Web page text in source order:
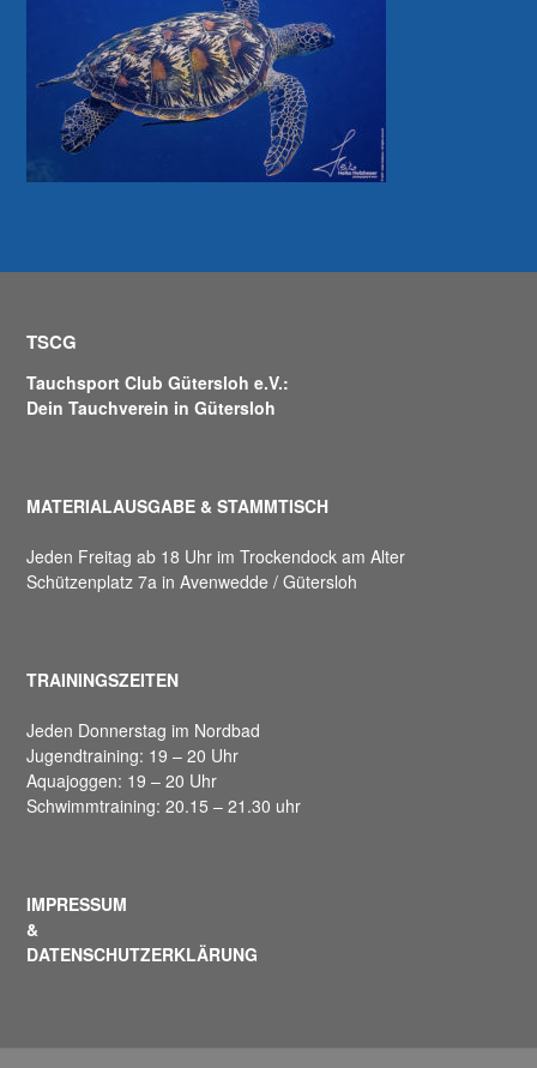
TSCG
Tauchsport Club Gütersloh e.V.:
Dein Tauchverein in Gütersloh
MATERIALAUSGABE & STAMMTISCH
Jeden Freitag ab 18 Uhr im Trockendock am Alter
Schützenplatz 7a in Avenwedde / Gütersloh
TRAININGSZEITEN
Jeden Donnerstag im Nordbad
Jugendtraining: 19 – 20 Uhr
Aquajoggen: 19 – 20 Uhr
Schwimmtraining: 20.15 – 21.30 uhr
IMPRESSUM
&
DATENSCHUTZERKLÄRUNG